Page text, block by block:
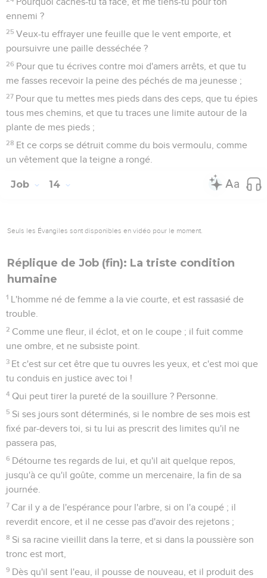
ennemi ?
25 Veux-tu effrayer une feuille que le vent emporte, et
poursuivre une paille desséchée ?
26 Pour que tu écrives contre moi d'amers arrêts, et que tu
me fasses recevoir la peine des péchés de ma jeunesse ;
27 Pour que tu mettes mes pieds dans des ceps, que tu épies
tous mes chemins, et que tu traces une limite autour de la
plante de mes pieds ;
28 Et ce corps se détruit comme du bois vermoulu, comme
un vêtement que la teigne a rongé.
Job 14
Seuls les Évangiles sont disponibles en vidéo pour le moment.
Réplique de Job (fin): La triste condition
humaine
1 L'homme né de femme a la vie courte, et est rassasié de
trouble.
2 Comme une fleur, il éclot, et on le coupe ; il fuit comme
une ombre, et ne subsiste point.
3 Et c'est sur cet être que tu ouvres les yeux, et c'est moi que
tu conduis en justice avec toi !
4 Qui peut tirer la pureté de la souillure ? Personne.
5 Si ses jours sont déterminés, si le nombre de ses mois est
fixé par-devers toi, si tu lui as prescrit des limites qu'il ne
passera pas,
6 Détourne tes regards de lui, et qu'il ait quelque repos,
jusqu'à ce qu'il goûte, comme un mercenaire, la fin de sa
journée.
7 Car il y a de l'espérance pour l'arbre, si on l'a coupé ; il
reverdit encore, et il ne cesse pas d'avoir des rejetons ;
8 Si sa racine vieillit dans la terre, et si dans la poussière son
tronc est mort,
9 Dès qu'il sent l'eau, il pousse de nouveau, et il produit des